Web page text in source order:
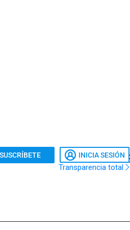
SUSCRÍBETE INICIA SESIÓN
Transparencia total